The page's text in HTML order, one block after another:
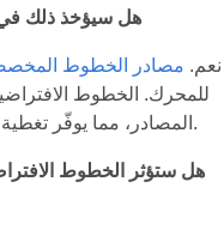
هل سيؤخذ ذلك في
نعم. مصادر الخطوط
للمحرك. الخطوط
المصادر، مما يوفّر تغطية أكثر موثوقية على الخوادم وفي الحاويات.
هل ستؤثر الخطوط